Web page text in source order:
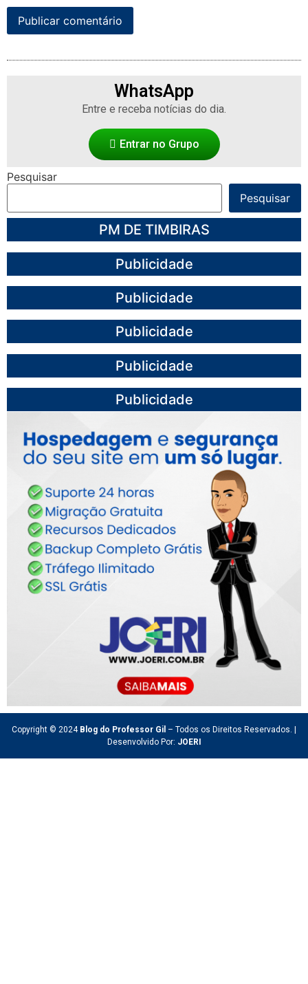
WhatsApp
Entre e receba notícias do dia.
Entrar no Grupo
Pesquisar
Pesquisar
PM DE TIMBIRAS
Publicidade
Publicidade
Publicidade
Publicidade
Publicidade
Copyright © 2024 Blog do Professor Gil – Todos os Direitos Reservados. |
Desenvolvido Por: JOERI